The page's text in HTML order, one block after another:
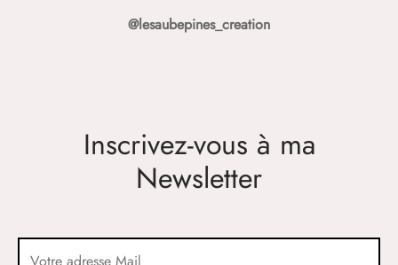
@lesaubepines_creation
Inscrivez-vous à ma
Newsletter